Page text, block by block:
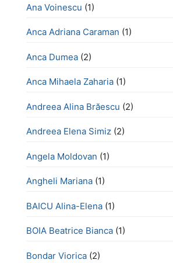
Ana Voinescu (1)
Anca Adriana Caraman (1)
Anca Dumea (2)
Anca Mihaela Zaharia (1)
Andreea Alina Brăescu (2)
Andreea Elena Simiz (2)
Angela Moldovan (1)
Angheli Mariana (1)
BAICU Alina-Elena (1)
BOIA Beatrice Bianca (1)
Bondar Viorica (2)